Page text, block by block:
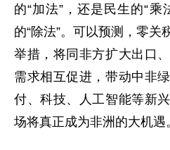
的“加法”，还是民生的“
的“除法”。可以预测，零关
举措，将同非方扩大出口
需求相互促进，带动中非
付、科技、人工智能等新
场将真正成为非洲的大机遇